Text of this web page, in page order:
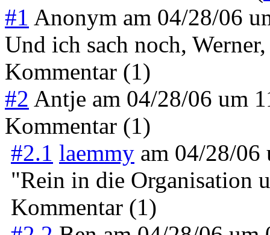
#1 Anonym am 04/28/06
Und ich sach noch,
Kommentar (1)
#2 Antje am 04/28/06 um
Kommentar (1)
#2.1 laemmy am 04/28/06
"Rein in die Organisation
Kommentar (1)